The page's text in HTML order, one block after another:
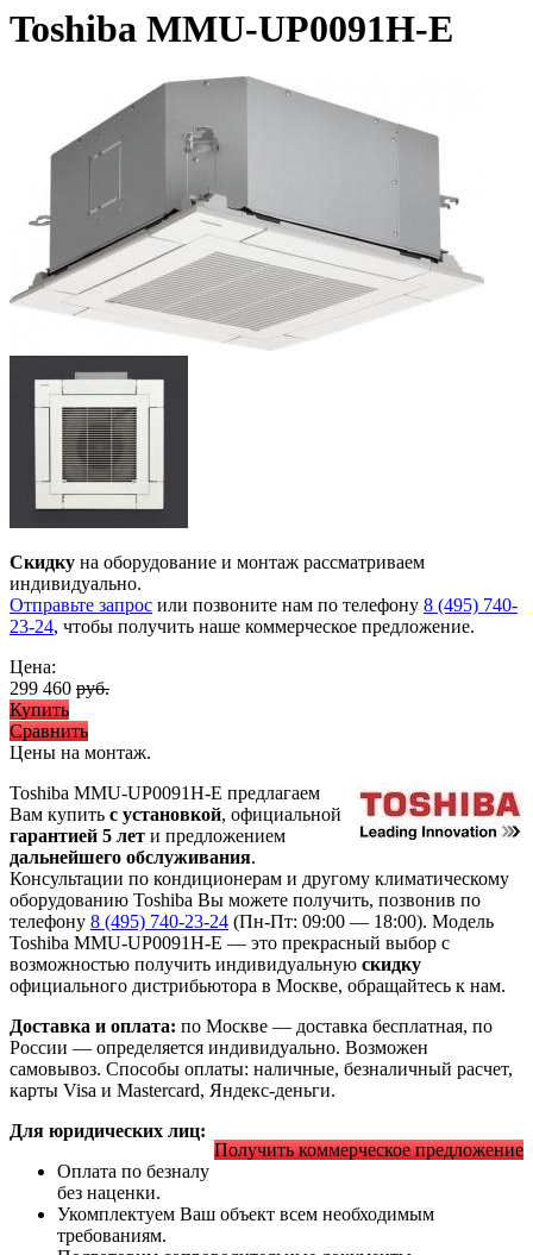
Toshiba MMU-UP0091H-E
Скидку на оборудование и монтаж рассматриваем
индивидуально.
Отправьте запрос или позвоните нам по телефону 8 (495) 740-
23-24, чтобы получить наше коммерческое предложение.
Цена:
299 460 руб.
Купить
Сравнить
Цены на монтаж.
Toshiba MMU-UP0091H-E предлагаем
Вам купить с установкой, официальной
гарантией 5 лет и предложением
дальнейшего обслуживания.
Консультации по кондиционерам и другому климатическому
оборудованию Toshiba Вы можете получить, позвонив по
телефону 8 (495) 740-23-24 (Пн-Пт: 09:00 — 18:00). Модель
Toshiba MMU-UP0091H-E — это прекрасный выбор с
возможностью получить индивидуальную скидку
официального дистрибьютора в Москве, обращайтесь к нам.
Доставка и оплата: по Москве — доставка бесплатная, по
России — определяется индивидуально. Возможен
самовывоз. Способы оплаты: наличные, безналичный расчет,
карты Visa и Mastercard, Яндекс-деньги.
Получить коммерческое предложение
Для юридических лиц:
Оплата по безналу
без наценки.
Укомплектуем Ваш объект всем необходимым
требованиям.